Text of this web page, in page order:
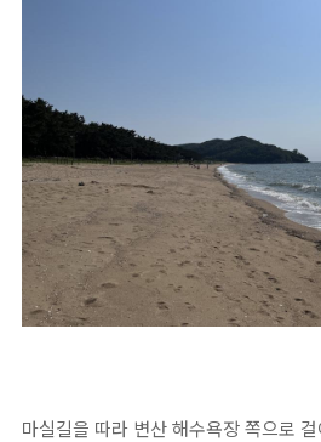
마실길을 따라 변산 해수욕장 쪽으로